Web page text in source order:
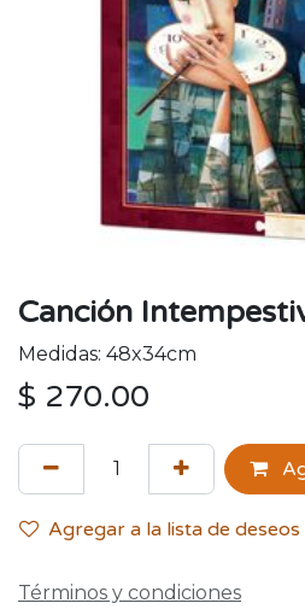
Canción
Medidas: 48x34cm
$ 270.00
Agregar a la lista de deseos
Términos y condiciones